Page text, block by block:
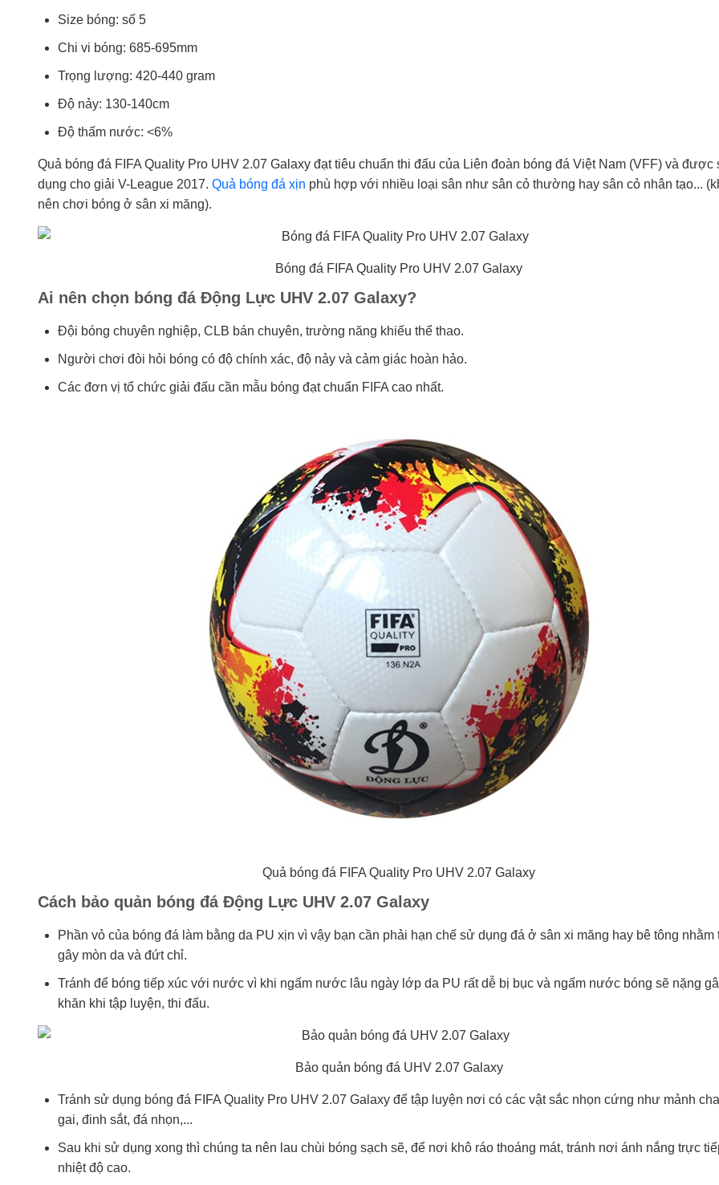
Size bóng: số 5
Chi vi bóng: 685-695mm
Trọng lượng: 420-440 gram
Độ nảy: 130-140cm
Độ thấm nước: <6%
Quả bóng đá FIFA Quality Pro UHV 2.07 Galaxy đạt tiêu chuẩn thi đấu của Liên đoàn bóng đá Việt Nam (VFF) và được
dụng cho giải V-League 2017. Quả bóng đá xịn phù hợp với nhiều loại sân như sân cỏ thường hay sân cỏ nhân tạo...
nên chơi bóng ở sân xi măng).
Bóng đá FIFA Quality Pro UHV 2.07 Galaxy
Ai nên chọn bóng đá Động Lực UHV 2.07 Galaxy?
Đội bóng chuyên nghiệp, CLB bán chuyên, trường năng khiếu thể thao.
Người chơi đòi hỏi bóng có độ chính xác, độ nảy và cảm giác hoàn hảo.
Các đơn vị tổ chức giải đấu cần mẫu bóng đạt chuẩn FIFA cao nhất.
Quả bóng đá FIFA Quality Pro UHV 2.07 Galaxy
Cách bảo quản bóng đá Động Lực UHV 2.07 Galaxy
Phần vỏ của bóng đá làm bằng da PU xịn vì vậy bạn cần phải hạn chế sử dụng đá ở sân xi măng hay bê tông nhằm
gây mòn da và đứt chỉ.
Tránh để bóng tiếp xúc với nước vì khi ngấm nước lâu ngày lớp da PU rất dễ bị bục và ngấm nước bóng sẽ nặng
khăn khi tập luyện, thi đấu.
Bảo quản bóng đá UHV 2.07 Galaxy
Tránh sử dụng bóng đá FIFA Quality Pro UHV 2.07 Galaxy để tập luyện nơi có các vật sắc nhọn cứng như mảnh
gai, đinh sắt, đá nhọn,...
Sau khi sử dụng xong thì chúng ta nên lau chùi bóng sạch sẽ, để nơi khô ráo thoáng mát, tránh nơi ánh nắng trực
nhiệt độ cao.